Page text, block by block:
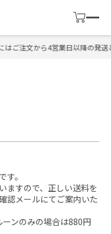
注文から4営業日以降の発送
。
ますので、正しい送料を
認メールにてご案内いた
ンのみの場合は880円